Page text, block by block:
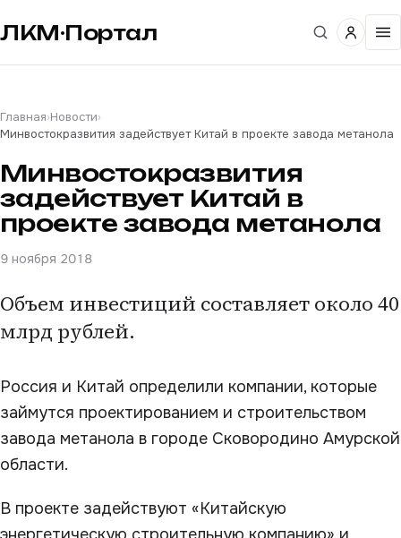
ЛКМ·Портал
Главная›Новости›
Минвостокразвития задействует Китай в проекте завода метанола
Минвостокразвития
задействует Китай в
проекте завода метанола
9 ноября 2018
Объем инвестиций составляет около 40
млрд рублей.
Россия и Китай определили компании, которые
займутся проектированием и строительством
завода метанола в городе Сковородино Амурской
области.
В проекте задействуют «Китайскую